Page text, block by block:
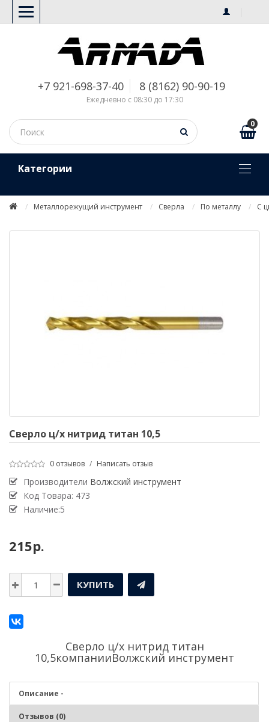
+7 921-698-37-40 8 (8162) 90-90-19
Ежедневно с 08:30 до 17:30
0
Kатегории
Металлорежущий инструмент Сверла По металлу С
Сверло ц/х нитрид титан 10,5
0 отзывов / Написать отзыв
Производители Волжский инструмент
Код Товара: 473
Наличие:5
215р.
КУПИТЬ
Сверло ц/х нитрид титан
10,5компанииВолжский инструмент
Описание -
Отзывов (0)